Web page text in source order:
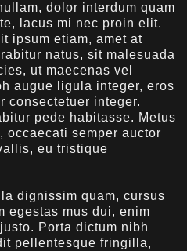
dolor interdum quam
lacus mi nec proin elit.
ipsum etiam, amet at
natus, sit malesuada
ut maecenas vel
augue ligula integer, eros
consectetuer integer.
pede habitasse. Metus
semper auctor
eu tristique
dignissim quam, cursus
egestas mus dui, enim
Porta dictum nibh
pellentesque fringilla,